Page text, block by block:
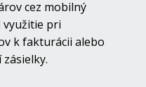
cez mobilný
pri
k fakturácii alebo